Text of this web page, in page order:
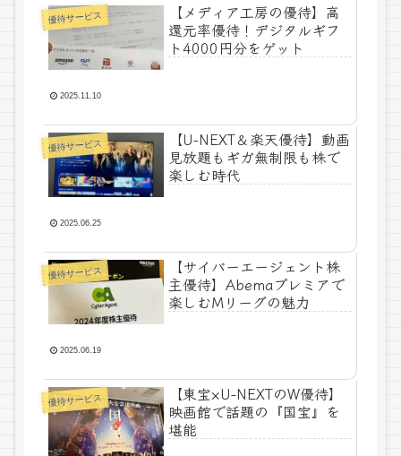
優待サービス
【メディア工房の優待】高
還元率優待！デジタルギフ
ト4000円分をゲット
2025.11.10
優待サービス
【U-NEXT＆楽天優待】動画
見放題もギガ無制限も株で
楽しむ時代
2025.06.25
優待サービス
【サイバーエージェント株
主優待】Abemaプレミアで
楽しむMリーグの魅力
2025.06.19
優待サービス
【東宝×U-NEXTのW優待】
映画館で話題の『国宝』を
堪能